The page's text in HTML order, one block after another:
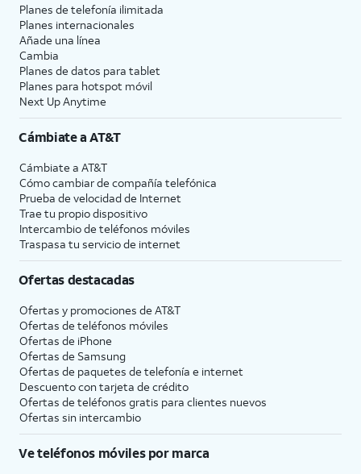
Planes de telefonía ilimitada
Planes internacionales
Añade una línea
Cambia
Planes de datos para tablet
Planes para hotspot móvil
Next Up Anytime
Cámbiate aAT&T
Cámbiate a AT&T
Cómo cambiar de compañía telefónica
Prueba de velocidad de Internet
Trae tu propio dispositivo
Intercambio de teléfonos móviles
Traspasa tu servicio de internet
Ofertas destacadas
Ofertas y promociones de AT&T
Ofertas de teléfonos móviles
Ofertas de iPhone
Ofertas de Samsung
Ofertas de paquetes de telefonía e internet
Descuento con tarjeta de crédito
Ofertas de teléfonos gratis para clientes nuevos
Ofertas sin intercambio
Ve teléfonos móviles por marca